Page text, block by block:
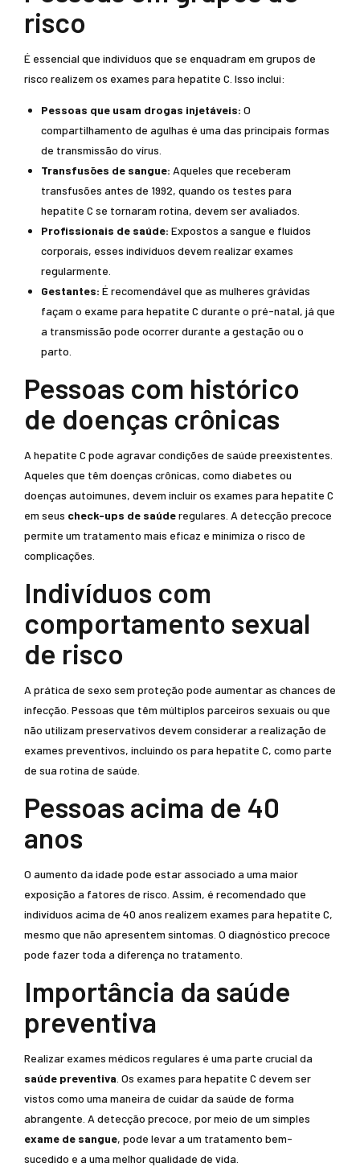
risco
É essencial que indivíduos que se enquadram em grupos de
risco realizem os exames para hepatite C. Isso inclui:
Pessoas que usam drogas injetáveis: O
compartilhamento de agulhas é uma das principais formas
de transmissão do vírus.
Transfusões de sangue: Aqueles que receberam
transfusões antes de 1992, quando os testes para
hepatite C se tornaram rotina, devem ser avaliados.
Profissionais de saúde: Expostos a sangue e fluidos
corporais, esses indivíduos devem realizar exames
regularmente.
Gestantes: É recomendável que as mulheres grávidas
façam o exame para hepatite C durante o pré-natal, já que
a transmissão pode ocorrer durante a gestação ou o
parto.
Pessoas com histórico
de doenças crônicas
A hepatite C pode agravar condições de saúde preexistentes.
Aqueles que têm doenças crônicas, como diabetes ou
doenças autoimunes, devem incluir os exames para hepatite C
em seus check-ups de saúderegulares. A detecção precoce
permite um tratamento mais eficaz e minimiza o risco de
complicações.
Indivíduos com
comportamento sexual
de risco
A prática de sexo sem proteção pode aumentar as chances de
infecção. Pessoas que têm múltiplos parceiros sexuais ou que
não utilizam preservativos devem considerar a realização de
exames preventivos, incluindo os para hepatite C, como parte
de sua rotina de saúde.
Pessoas acima de 40
anos
O aumento da idade pode estar associado a uma maior
exposição a fatores de risco. Assim, é recomendado que
indivíduos acima de 40 anos realizem exames para hepatite C,
mesmo que não apresentem sintomas. O diagnóstico precoce
pode fazer toda a diferença no tratamento.
Importância da saúde
preventiva
Realizar exames médicos regulares é uma parte crucial da
saúde preventiva . Os exames para hepatite C devem ser
vistos como uma maneira de cuidar da saúde de forma
abrangente. A detecção precoce, por meio de um simples
exame de sangue, pode levar a um tratamento bem-
sucedido e a uma melhor qualidade de vida.